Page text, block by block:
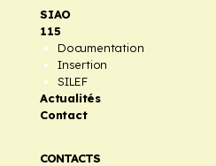
SIAO
115
Documentation
Insertion
SILEF
Actualités
Contact
CONTACTS